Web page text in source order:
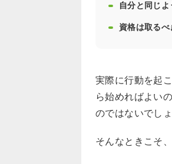
自分と同じ
資格は取るべ
実際に行動を起
ら始めればよい
のではないでしょ
そんなときこそ